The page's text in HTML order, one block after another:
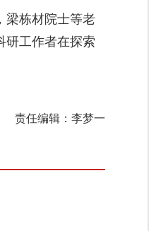
梁栋材院士等老
研工作者在探索
责任编辑：李梦一